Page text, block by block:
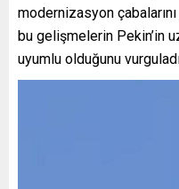
modernizasyon
bu gelişmelerin Pekin’in
uyumlu olduğunu